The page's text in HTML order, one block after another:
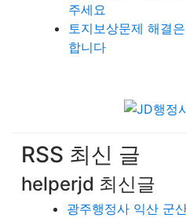
주세요
토지보상문제 해결
합니다
RSS 최신 글
helperjd 최신글
광주행정사 익산 군